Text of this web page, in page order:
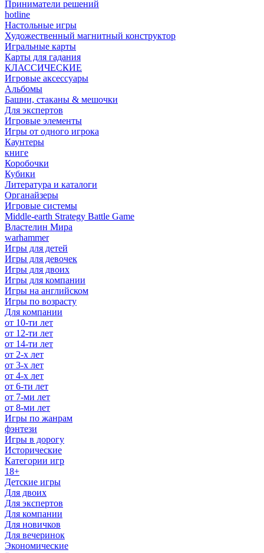
Приниматели решений
hotline
Настольные игры
Художественный магнитный конструктор
Игральные карты
Карты для гадания
КЛАССИЧЕСКИЕ
Игровые аксессуары
Альбомы
Башни, стаканы & мешочки
Для экспертов
Игровые элементы
Игры от одного игрока
Каунтеры
книге
Коробочки
Кубики
Литература и каталоги
Органайзеры
Игровые системы
Middle-earth Strategy Battle Game
Властелин Мира
warhammer
Игры для детей
Игры для девочек
Игры для двоих
Игры для компании
Игры на английском
Игры по возрасту
Для компании
от 10-ти лет
от 12-ти лет
от 14-ти лет
от 2-х лет
от 3-х лет
от 4-х лет
от 6-ти лет
от 7-ми лет
от 8-ми лет
Игры по жанрам
фэнтези
Игры в дорогу
Исторические
Категории игр
18+
Детские игры
Для двоих
Для экспертов
Для компании
Для новичков
Для вечеринок
Экономические